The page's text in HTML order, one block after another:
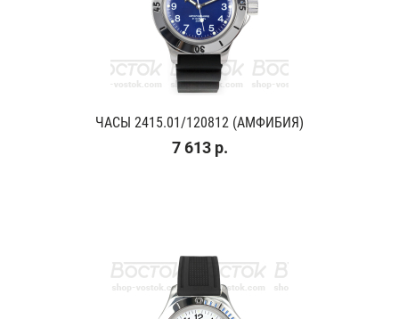
ЧАСЫ 2415.01/120812 (АМФИБИЯ)
7 613 р.